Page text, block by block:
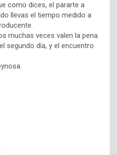
como dices, el pararte a
llevas el tiempo medido a
muchas veces valen la pena.
segundo día, y el encuentro